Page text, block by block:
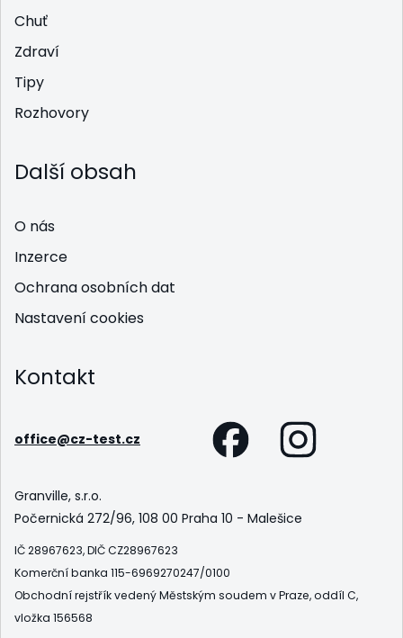
Chuť
Zdraví
Tipy
Rozhovory
Další obsah
O nás
Inzerce
Ochrana osobních dat
Nastavení cookies
Kontakt
office@cz-test.cz
Granville, s.r.o.
Počernická 272/96, 108 00 Praha 10 - Malešice
IČ 28967623, DIČ CZ28967623
Komerční banka 115-6969270247/0100
Obchodní rejstřík vedený Městským soudem v Praze, oddíl C,
vložka 156568